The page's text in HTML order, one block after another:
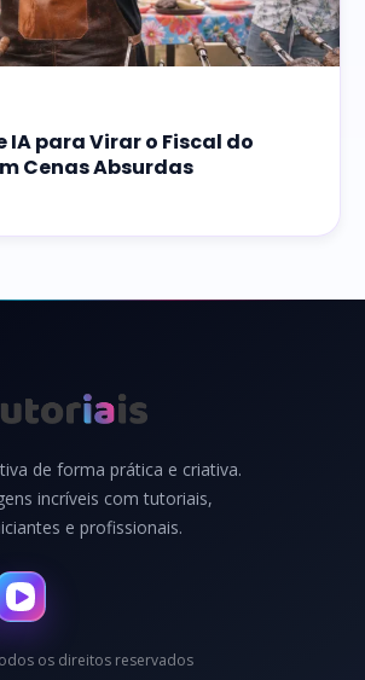
IA para Virar o Fiscal do
Cenas Absurdas
de forma prática e criativa.
incríveis com tutoriais,
e profissionais.
os direitos reservados